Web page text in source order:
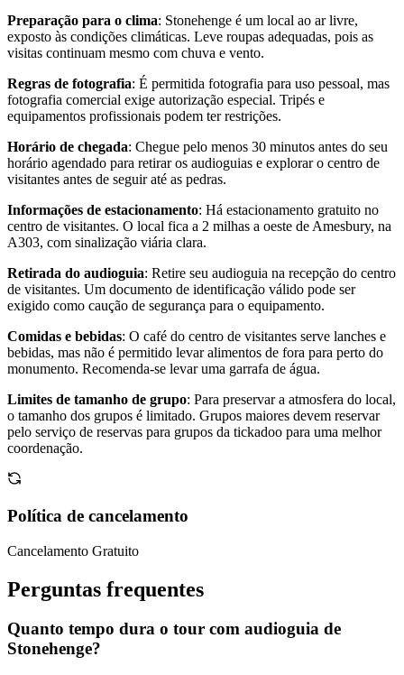
Preparação para o clima: Stonehenge é um local ao ar livre,
exposto às condições climáticas. Leve roupas adequadas, pois as
visitas continuam mesmo com chuva e vento.
Regras de fotografia: É permitida fotografia para uso pessoal, mas
fotografia comercial exige autorização especial. Tripés e
equipamentos profissionais podem ter restrições.
Horário de chegada: Chegue pelo menos 30 minutos antes do seu
horário agendado para retirar os audioguias e explorar o centro de
visitantes antes de seguir até as pedras.
Informações de estacionamento: Há estacionamento gratuito no
centro de visitantes. O local fica a 2 milhas a oeste de Amesbury, na
A303, com sinalização viária clara.
Retirada do audioguia: Retire seu audioguia na recepção do centro
de visitantes. Um documento de identificação válido pode ser
exigido como caução de segurança para o equipamento.
Comidas e bebidas: O café do centro de visitantes serve lanches e
bebidas, mas não é permitido levar alimentos de fora para perto do
monumento. Recomenda-se levar uma garrafa de água.
Limites de tamanho de grupo: Para preservar a atmosfera do local,
o tamanho dos grupos é limitado. Grupos maiores devem reservar
pelo serviço de reservas para grupos da tickadoo para uma melhor
coordenação.
Política de cancelamento
Cancelamento Gratuito
Perguntas frequentes
Quanto tempo dura o tour com audioguia de
Stonehenge?